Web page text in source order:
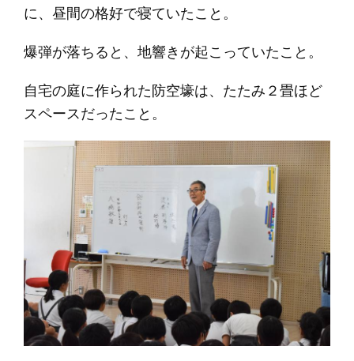
に、昼間の格好で寝ていたこと。
爆弾が落ちると、地響きが起こっていたこと。
自宅の庭に作られた防空壕は、たたみ２畳ほど
スペースだったこと。